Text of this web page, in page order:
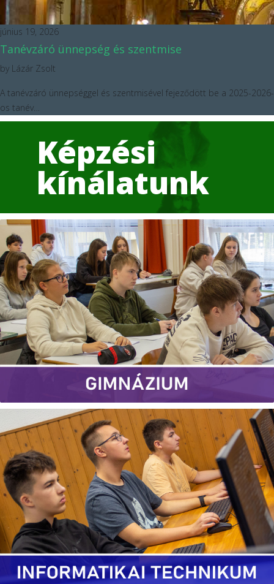
június 19, 2026
Tanévzáró ünnepség és szentmise
by Lázár Zsolt
A tanévzáró ünnepséggel és szentmisével fejeződött be a 2025-2026-
os tanév…
Képzési
kínálatunk